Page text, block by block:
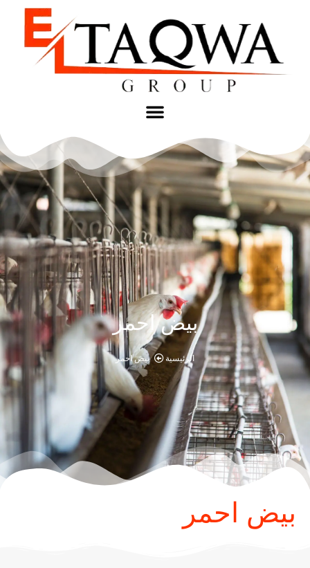
بيض احمر
الرئيسية بيض احمر
بيض احمر